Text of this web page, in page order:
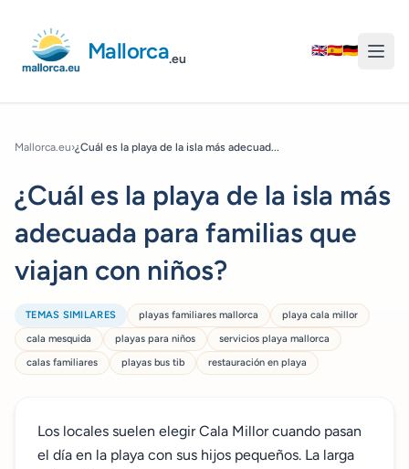
Mallorca.eu
🇬🇧🇪🇸🇩🇪
Mallorca.eu›¿Cuál es la playa de la isla más adecuad...
¿Cuál es la playa de la isla más
adecuada para familias que
viajan con niños?
TEMAS SIMILARES playas familiares mallorca
playa cala millor
cala mesquida
playas para niños
servicios playa mallorca
calas familiares
playas bus tib restauración en playa
Los locales suelen elegir Cala Millor cuando pasan
el día en la playa con sus hijos pequeños. La larga